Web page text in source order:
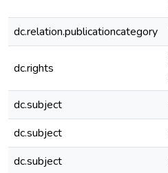
dc.relation.publicationcategory
dc.rights
dc.subject
dc.subject
dc.subject